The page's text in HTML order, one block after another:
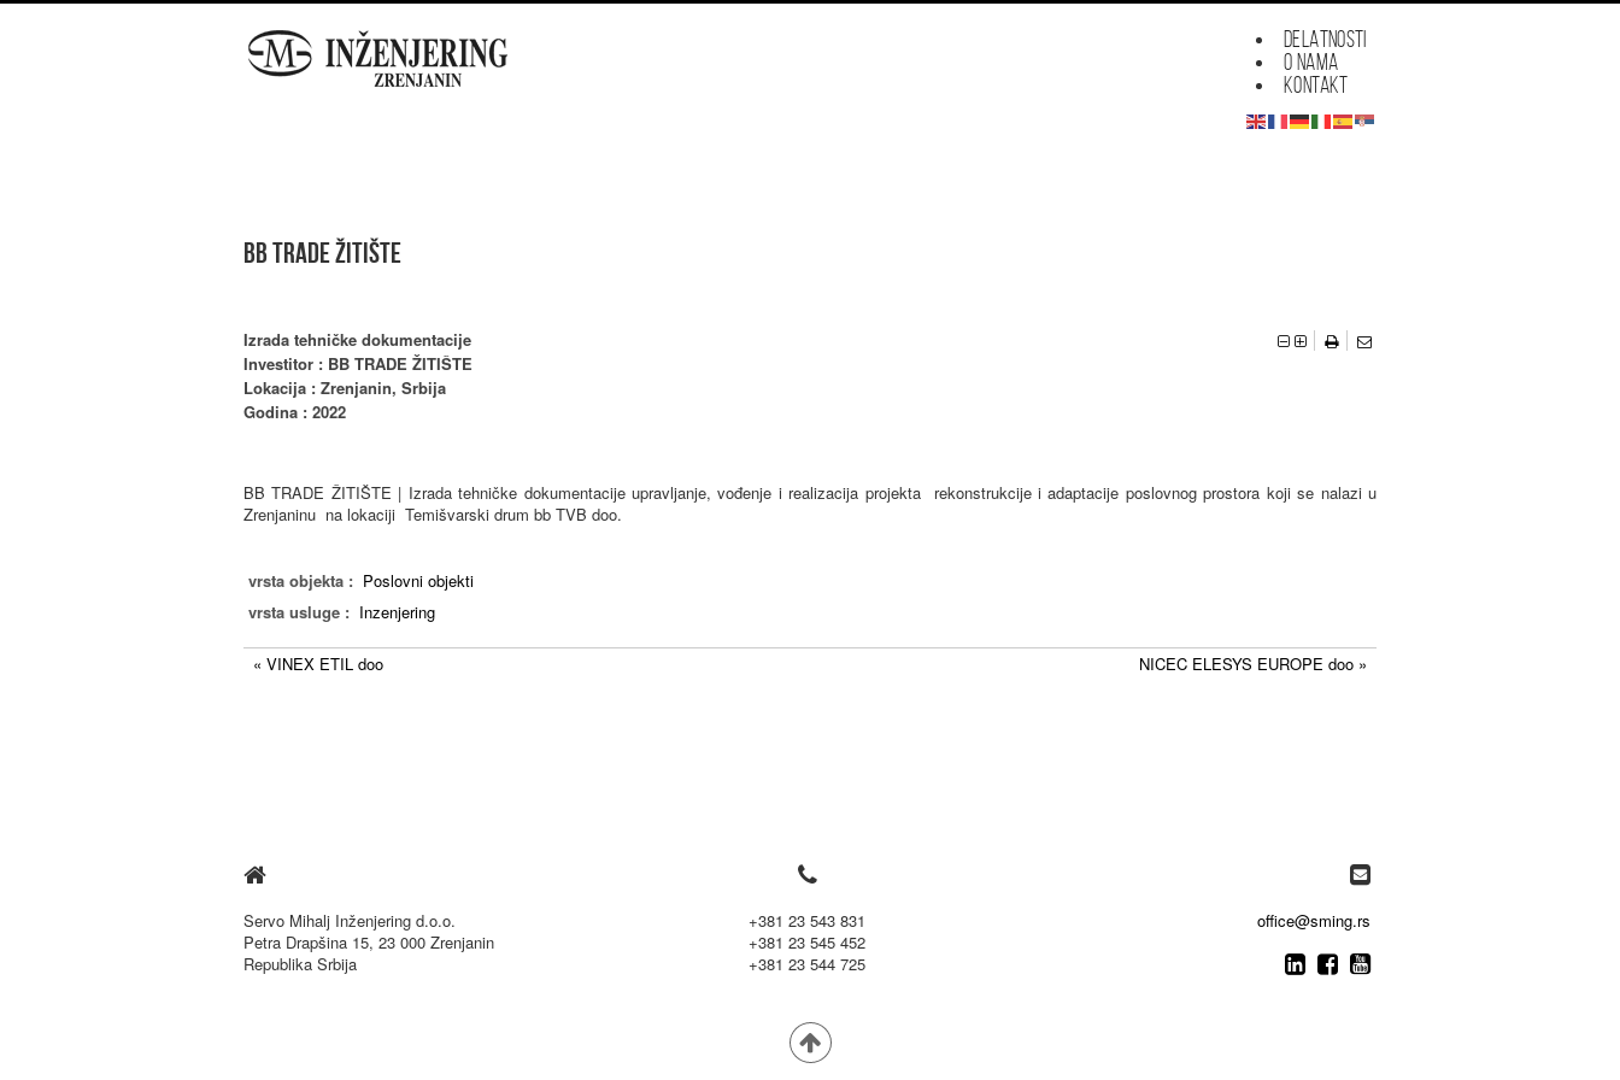
DELATNOSTI
O NAMA
KONTAKT
BB TRADE ŽITIŠTE
   
Izrada tehničke dokumentacije
Investitor : BB TRADE ŽITIŠTE
Lokacija : Zrenjanin, Srbija
Godina : 2022
BB TRADE ŽITIŠTE | Izrada tehničke dokumentacije upravljanje, vođenje i realizacija projekta rekonstrukcije i adaptacije poslovnog prostora koji se nalazi u
Zrenjaninu na lokaciji Temišvarski drum bb TVB doo.
vrsta objekta : Poslovni objekti
vrsta usluge : Inzenjering
« VINEX ETIL doo NICEC ELESYS EUROPE doo »

Servo Mihalj Inženjering d.o.o.
Petra Drapšina 15, 23 000 Zrenjanin
Republika Srbija

+381 23 543 831
+381 23 545 452
+381 23 544 725

office@sming.rs
  
